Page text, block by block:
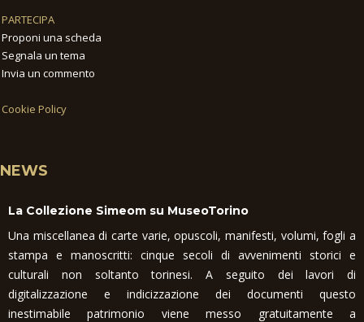
PARTECIPA
Proponi una scheda
Segnala un tema
Invia un commento
Cookie Policy
NEWS
La Collezione Simeom su MuseoTorino
Una miscellanea di carte varie, opuscoli, manifesti, volumi, fogli a
stampa e manoscritti: cinque secoli di avvenimenti storici e
culturali non soltanto torinesi. A seguito dei lavori di
digitalizzazione e indicizzazione dei documenti questo
inestimabile patrimonio viene messo gratuitamente a